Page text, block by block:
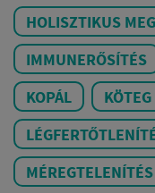
HOLISZTIKUS
IMMUNERŐSÍTÉS
KOPÁL
KÖTEG
MÉREGTELENÍTÉS